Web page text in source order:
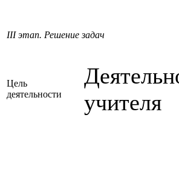
III этап. Решение задач
Цель
деятельности
учителя